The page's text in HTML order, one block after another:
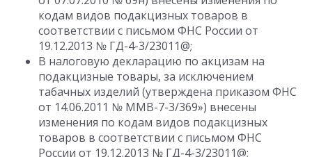
кодам видов подакцизных товаров в
соответствии с письмом ФНС России от
19.12.2013 № ГД-4-3/23011@;
В налоговую декларацию по акцизам на
подакцизные товары, за исключением
табачных изделий (утверждена приказом ФНС
от 14.06.2011 № ММВ-7-3/369») внесены
изменения по кодам видов подакцизных
товаров в соответствии с письмом ФНС
России от 19.12.2013 № ГД-4-3/23011@;